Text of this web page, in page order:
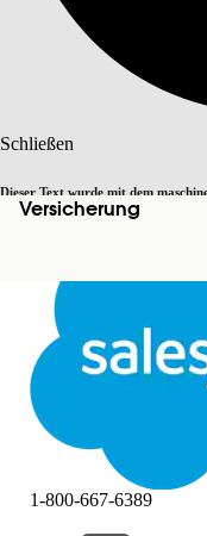
Schließen
Dieser Text wurde mit dem
Weitere Details finden Sie
Schließen
Versicherung
1-800-667-6389